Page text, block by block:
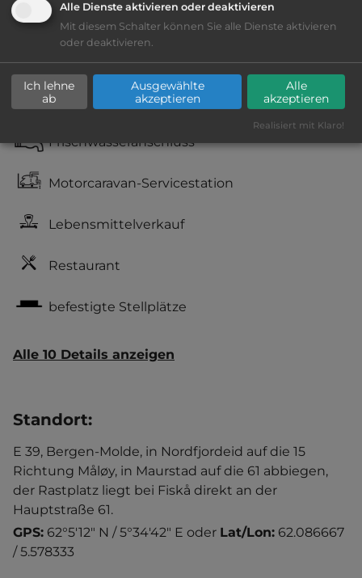
Stromanschluss
WC
Fäkalienausguss
Frischwasseranschluss
Motorcaravan-Servicestation
Lebensmittelverkauf
Restaurant
befestigte Stellplätze
Alle 10 Details anzeigen
Standort:
E 39, Bergen-Molde, in Nordfjordeid auf die 15
Richtung Måløy, in Maurstad auf die 61 abbiegen,
der Rastplatz liegt bei Fiskå direkt an der
Hauptstraße 61.
GPS: 62°5'12" N / 5°34'42" E oder Lat/Lon: 62.086667
/ 5.578333
Alle Dienste aktivieren oder deaktivieren
Mit diesem Schalter können Sie alle Dienste aktivieren
oder deaktivieren.
Ich lehne
ab
Ausgewählte
akzeptieren
Alle
akzeptieren
Realisiert mit Klaro!